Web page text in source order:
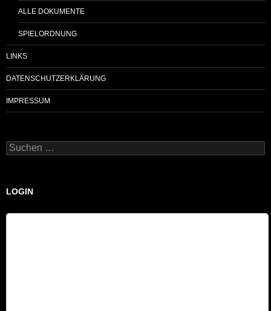
ALLE DOKUMENTE
SPIELORDNUNG
LINKS
DATENSCHUTZERKLÄRUNG
IMPRESSUM
Suchen
nach:
LOGIN